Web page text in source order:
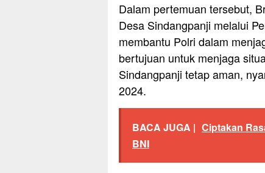
Dalam pertemuan tersebut,
Desa Sindangpanji melalui
membantu Polri dalam
bertujuan untuk menjaga
Sindangpanji tetap aman,
2024.
BACA JUGA | Ciptakan
BNI